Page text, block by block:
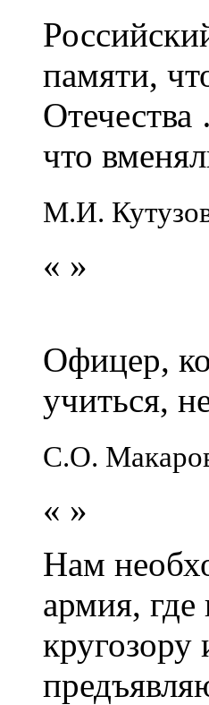
памяти,
что
М.И.
« »
Офицер,
учиться,
С.О.
« »
Нам
армия,